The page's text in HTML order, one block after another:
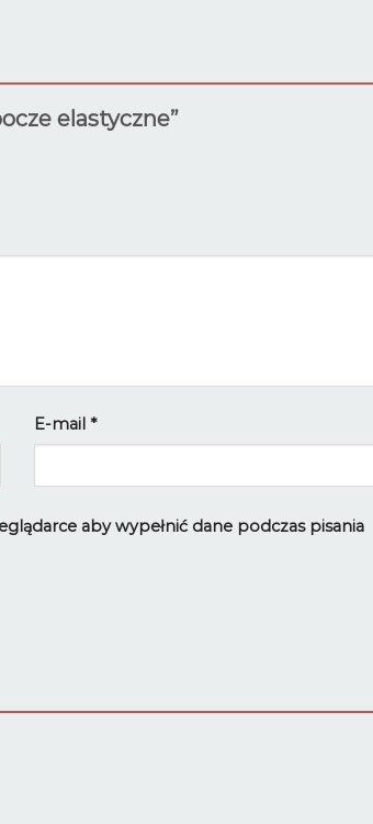
elastyczne”
E-mail *
aby wypełnić dane podczas pisania